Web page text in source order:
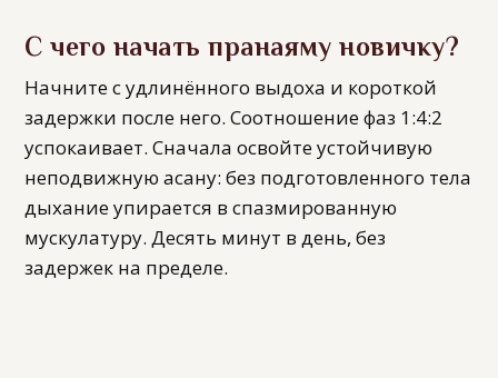
С чего начать пранаяму новичку?
Начните с удлинённого выдоха и короткой
задержки после него. Соотношение фаз 1:4:2
успокаивает. Сначала освойте устойчивую
неподвижную асану: без подготовленного тела
дыхание упирается в спазмированную
мускулатуру. Десять минут в день, без
задержек на пределе.